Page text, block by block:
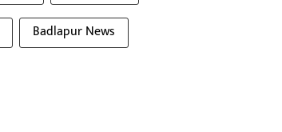
Badlapur News